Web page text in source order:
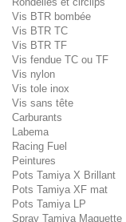
Vis BTR bombée
Vis BTR TC
Vis BTR TF
Vis fendue TC ou TF
Vis nylon
Vis tole inox
Vis sans tête
Carburants
Labema
Racing Fuel
Peintures
Pots Tamiya X Brillant
Pots Tamiya XF mat
Pots Tamiya LP
Spray Tamiya Maquette